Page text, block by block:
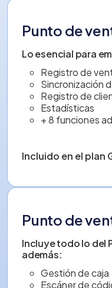
Punto de
Lo esencial para
Registro de
Sincronización
Registro de
Estadísticas
+ 8 funciones
Incluido en el plan
Punto de
Incluye todo lo del
además:
Gestión de caja
Escáner de